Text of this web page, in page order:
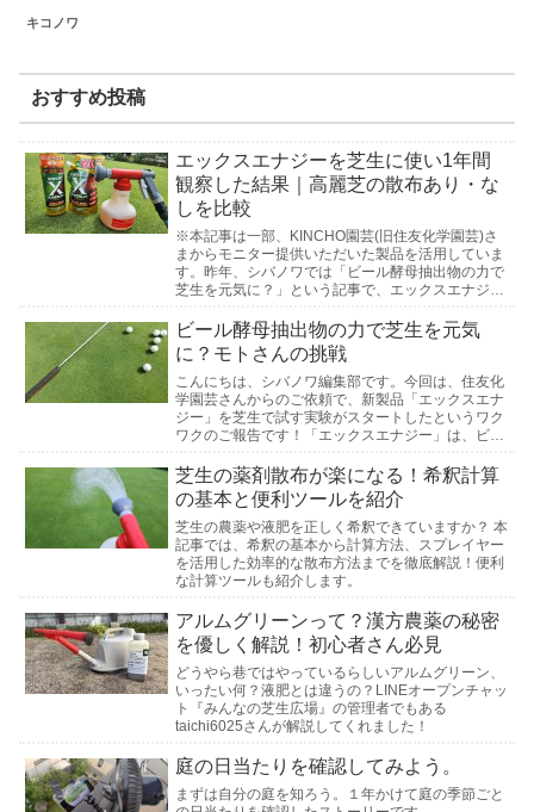
キコノワ
おすすめ投稿
エックスエナジーを芝生に使い1年間
観察した結果｜高麗芝の散布あり・な
しを比較
※本記事は一部、KINCHO園芸(旧住友化学園芸)さ
まからモニター提供いただいた製品を活用していま
す。昨年、シバノワでは「ビール酵母抽出物の力で
芝生を元気に？」という記事で、エックスエナジー
約1続きを読む
ビール酵母抽出物の力で芝生を元気
に？モトさんの挑戦
こんにちは、シバノワ編集部です。今回は、住友化
学園芸さんからのご依頼で、新製品「エックスエナ
ジー」を芝生で試す実験がスタートしたというワク
ワクのご報告です！「エックスエナジー」は、ビー
成分配合の続きを読む
芝生の薬剤散布が楽になる！希釈計算
の基本と便利ツールを紹介
芝生の農薬や液肥を正しく希釈できていますか？ 本
記事では、希釈の基本から計算方法、スプレイヤー
を活用した効率的な散布方法までを徹底解説！便利
な計算ツールも紹介します。
アルムグリーンって？漢方農薬の秘密
を優しく解説！初心者さん必見
どうやら巷ではやっているらしいアルムグリーン、
いったい何？液肥とは違うの？LINEオープンチャッ
ト『みんなの芝生広場』の管理者でもある
taichi6025さんが解説してくれました！
庭の日当たりを確認してみよう。
まずは自分の庭を知ろう。１年かけて庭の季節ごと